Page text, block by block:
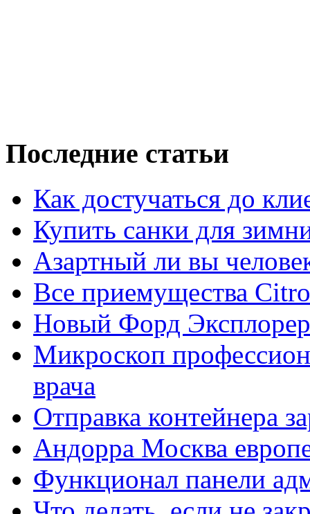
Последние статьи
Как достучаться до
Купить санки для
Азартный ли вы
Все приемущества
Новый Форд
Микроскоп
врача
Отправка контейнера
Андорра Москва
Функционал панели